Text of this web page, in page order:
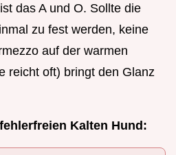
das A und O. Sollte die
zu fest werden, keine
auf der warmen
reicht oft) bringt den Glanz
Kalten Hund: